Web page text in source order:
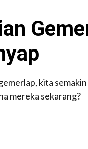
kita
mereka sekarang?